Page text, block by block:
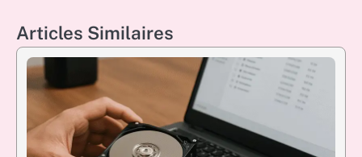
Articles Similaires